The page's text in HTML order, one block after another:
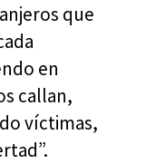
que
en
callan,
víctimas,